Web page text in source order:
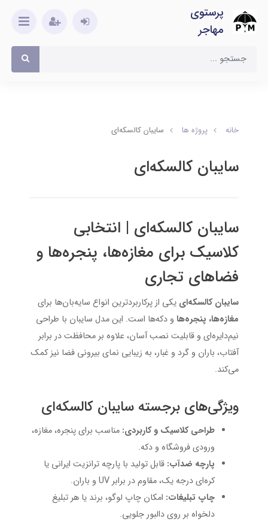
پرستوی
مهاجر
خانه پروژه ها سایبان کالسکه‌ای
سایبان کالسکه‌ای
سایبان کالسکه‌ای | انتخابی
کلاسیک برای مغازه‌ها، پنجره‌ها و
فضاهای تجاری
سایبان کالسکه‌ای یکی از پرکاربردترین انواع سایه‌بان‌ها برای
مغازه‌ها، پنجره‌ها و دکه‌ها است. این مدل سایبان با طراحی
نیم‌دایره‌ای و قابلیت نصب آسان، علاوه بر محافظت در برابر
آفتاب، باران و گرد و غبار، به زیبایی نمای بیرونی فضا نیز کمک
می‌کند.
ویژگی‌های برجسته سایبان کالسکه‌ای
طراحی کلاسیک و کاربردی: مناسب برای پنجره‌، مغازه‌،
ورودی فروشگاه و دکه.
پارچه ضدآب: قابل تولید با پارچه ترانزیت ایرانی یا
کره‌ای درجه یک، مقاوم در برابر UV و باران.
چاپ تبلیغات: امکان چاپ لوگو، برند یا هر تبلیغ
دلخواه بر روی دالبور جلویی.